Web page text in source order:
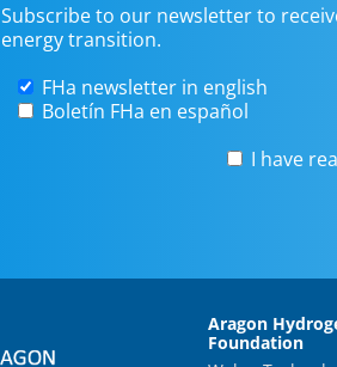
Subscribe to our newsletter to
energy transition.
FHa newsletter in english
Boletín FHa en español
I have
Aragon
Foundation